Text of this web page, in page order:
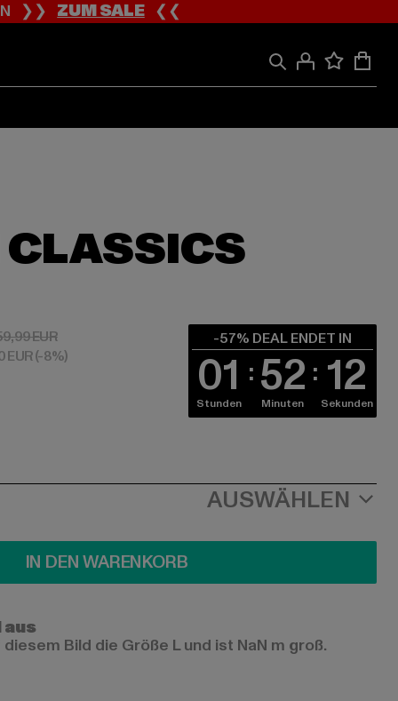
❯❯ZUM SALE❮❮
EUR
EURAktionspreis: 59,99 EUR
EUR(-8%)
-57% DEAL ENDET IN
01
Stunden 52
Minuten 12
Sekunden
AUSWÄHLEN
IN DEN WARENKORB
Bild die Größe L und ist NaN m groß.